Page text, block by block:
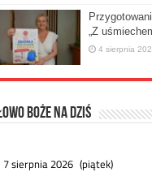
„Z
4 sierpnia
Boże na dziś